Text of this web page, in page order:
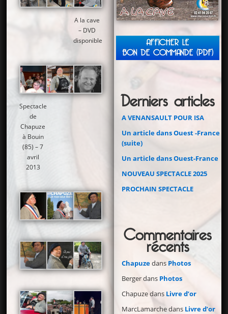
A la cave
– DVD
disponible
Spectacle
de
Chapuze
à Bouin
(85) – 7
avril
2013
AFFICHER LE
BON DE COMMANDE (PDF)
Derniers articles
A VENANSAULT POUR ISA
Un article dans Ouest -France
(suite)
Un article dans Ouest-France
NOUVEAU SPECTACLE 2025
PROCHAIN SPECTACLE
Commentaires
récents
Chapuzedans Photos
Bergerdans Photos
Chapuzedans Livre d’or
MarcLamarchedans Livre d’or